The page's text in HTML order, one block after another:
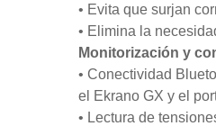
• Evita que surjan
• Elimina la
Monitorización y
• Conectividad
el Ekrano GX y el
• Lectura de